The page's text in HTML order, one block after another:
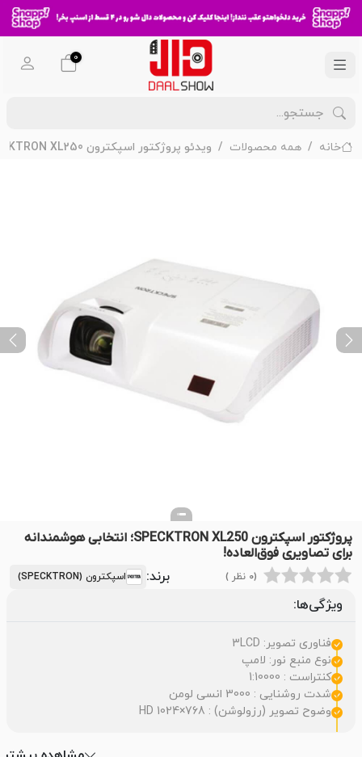
0
خانه همه محصولات ویدئو پروژکتور اسپکترون SPECKTRON XL250
Previous
پروژکتور اسپکترون SPECKTRON XL250؛ انتخابی هوشمندانه
برای تصاویری فوق‌العاده!
(0 نظر ) برند: اسپکترون (SPECKTRON)
ویژگی‌ها:
فناوری تصویر: 3LCD
نوع منبع نور: لامپ
کنتراست : 1:10000
شدت روشنایی : 3000 انسی لومن
وضوح تصویر (رزولوشن) : HD 1024×768